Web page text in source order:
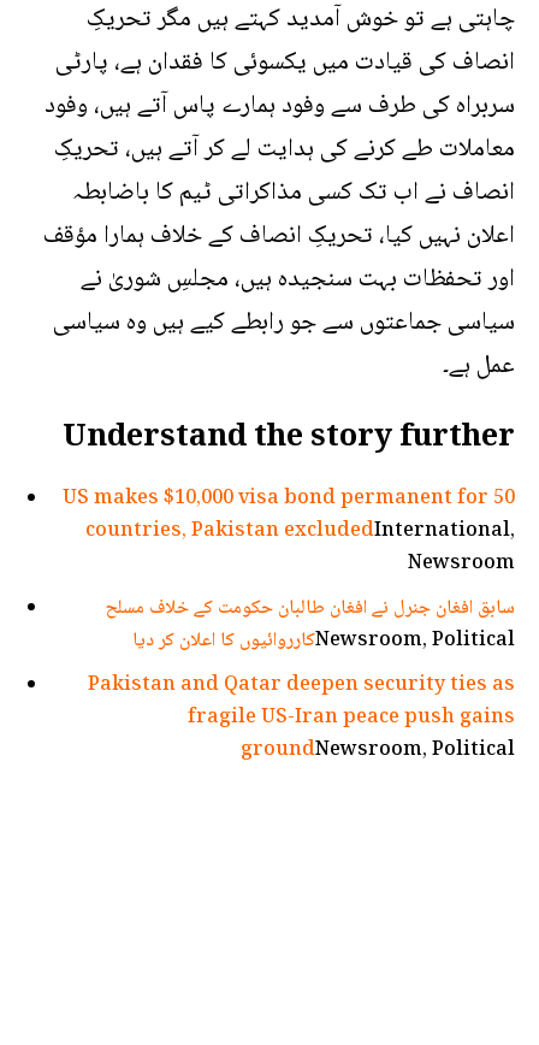
چاہتی ہے تو خوش آمدید کہتے ہیں مگر تحریکِ
انصاف کی قیادت میں یکسوئی کا فقدان ہے، پارٹی
سربراہ کی طرف سے وفود ہمارے پاس آتے ہیں، وفود
معاملات طے کرنے کی ہدایت لے کر آتے ہیں، تحریکِ
انصاف نے اب تک کسی مذاکراتی ٹیم کا باضابطہ
اعلان نہیں کیا، تحریکِ انصاف کے خلاف ہمارا مؤقف
اور تحفظات بہت سنجیدہ ہیں، مجلسِ شوریٰ نے
سیاسی جماعتوں سے جو رابطے کیے ہیں وہ سیاسی
عمل ہے۔
Understand the story further
US makes $10,000 visa bond permanent for 50
countries, Pakistan excludedInternational,
Newsroom
سابق افغان جنرل نے افغان طالبان حکومت کے خلاف مسلح
کارروائیوں کا اعلان کر دیاNewsroom, Political
Pakistan and Qatar deepen security ties as
fragile US-Iran peace push gains
groundNewsroom, Political